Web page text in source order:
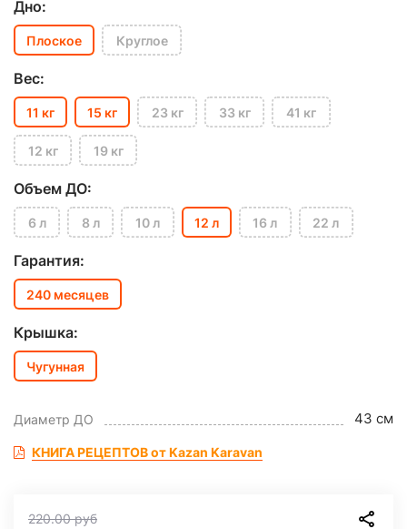
Дно:
Плоское Круглое
Вес:
11 кг 15 кг 23 кг 33 кг 41 кг
12 кг 19 кг
Объем ДО:
6 л 8 л 10 л 12 л 16 л 22 л
Гарантия:
240 месяцев
Крышка:
Чугунная
Диаметр ДО 43 см
КНИГА РЕЦЕПТОВ от Kazan Karavan
220.00руб